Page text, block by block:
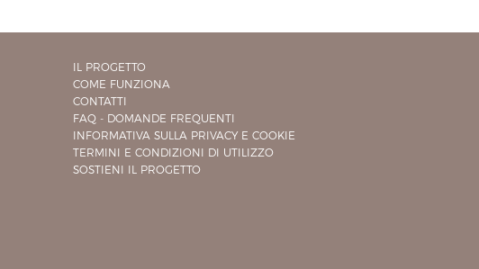
IL PROGETTO
COME FUNZIONA
CONTATTI
FAQ - DOMANDE FREQUENTI
INFORMATIVA SULLA PRIVACY E COOKIE
TERMINI E CONDIZIONI DI UTILIZZO
SOSTIENI IL PROGETTO